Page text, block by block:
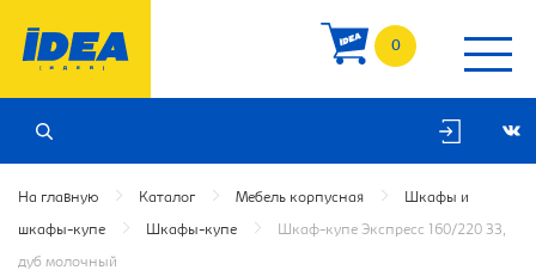
0
На главную Каталог Мебель корпусная Шкафы и
шкафы-купе Шкафы-купе Шкаф-купе Экспресс 160/220 ЗЗ,
дуб молочный